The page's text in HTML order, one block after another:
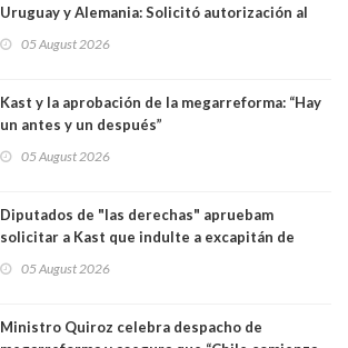
Uruguay y Alemania: Solicitó autorización al
05 August 2026
Kast y la aprobación de la megarreforma: “Hay
un antes y un después”
05 August 2026
Diputados de "las derechas" apruebam
solicitar a Kast que indulte a excapitán de
senadora Fabiola Campillai
05 August 2026
Ministro Quiroz celebra despacho de